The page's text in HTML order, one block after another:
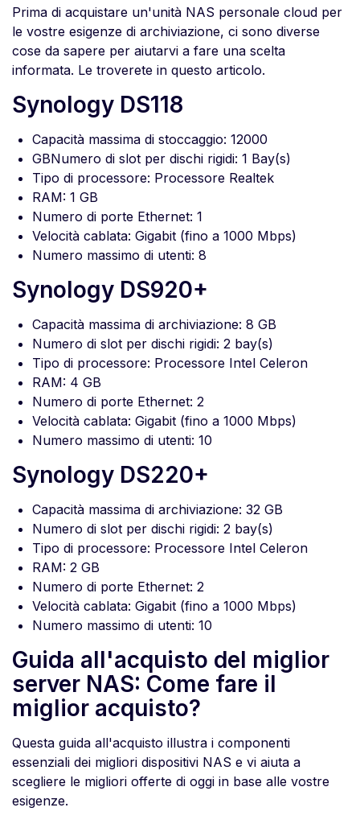
Prima di acquistare un'unità NAS personale cloud per
le vostre esigenze di archiviazione, ci sono diverse
cose da sapere per aiutarvi a fare una scelta
informata. Le troverete in questo articolo.
Synology DS118
Capacità massima di stoccaggio: 12000
GBNumero di slot per dischi rigidi: 1 Bay(s)
Tipo di processore: Processore Realtek
RAM: 1 GB
Numero di porte Ethernet: 1
Velocità cablata: Gigabit (fino a 1000 Mbps)
Numero massimo di utenti: 8
Synology DS920+
Capacità massima di archiviazione: 8 GB
Numero di slot per dischi rigidi: 2 bay(s)
Tipo di processore: Processore Intel Celeron
RAM: 4 GB
Numero di porte Ethernet: 2
Velocità cablata: Gigabit (fino a 1000 Mbps)
Numero massimo di utenti: 10
Synology DS220+
Capacità massima di archiviazione: 32 GB
Numero di slot per dischi rigidi: 2 bay(s)
Tipo di processore: Processore Intel Celeron
RAM: 2 GB
Numero di porte Ethernet: 2
Velocità cablata: Gigabit (fino a 1000 Mbps)
Numero massimo di utenti: 10
Guida all'acquisto del miglior
server NAS: Come fare il
miglior acquisto?
Questa guida all'acquisto illustra i componenti
essenziali dei migliori dispositivi NAS e vi aiuta a
scegliere le migliori offerte di oggi in base alle vostre
esigenze.